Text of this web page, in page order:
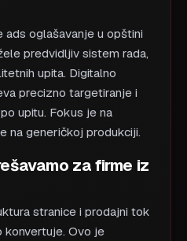
ads oglašavanje u opštini
predvidljiv sistem rada,
upita. Digitalno
precizno targetiranje i
upitu. Fokus je na
na generičkoj produkciji.
za firme iz
stranice i prodajni tok
konvertuje. Ovo je